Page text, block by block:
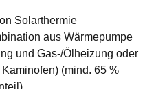
Solarthermie
aus Wärmepumpe
und Gas-/Ölheizung oder
(mind. 65 %